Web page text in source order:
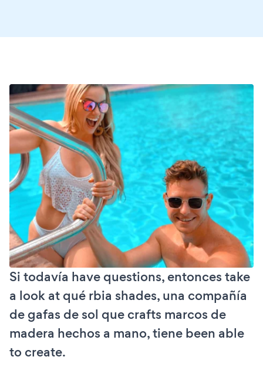
Si todavía have questions, entonces take
a look at qué rbia shades, una compañía
de gafas de sol que crafts marcos de
madera hechos a mano, tiene been able
to create.